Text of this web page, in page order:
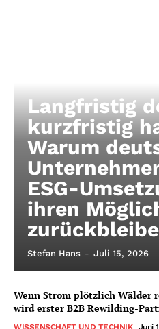
Langfristig
kurzfristig
Warum
ESG-
ihren
Stefan Hans - Juli 15, 2026
Wenn Strom plötzlich Wälder
wird erster B2B Rewilding-
WISSENSCHAFT UND TECHNIK Juni